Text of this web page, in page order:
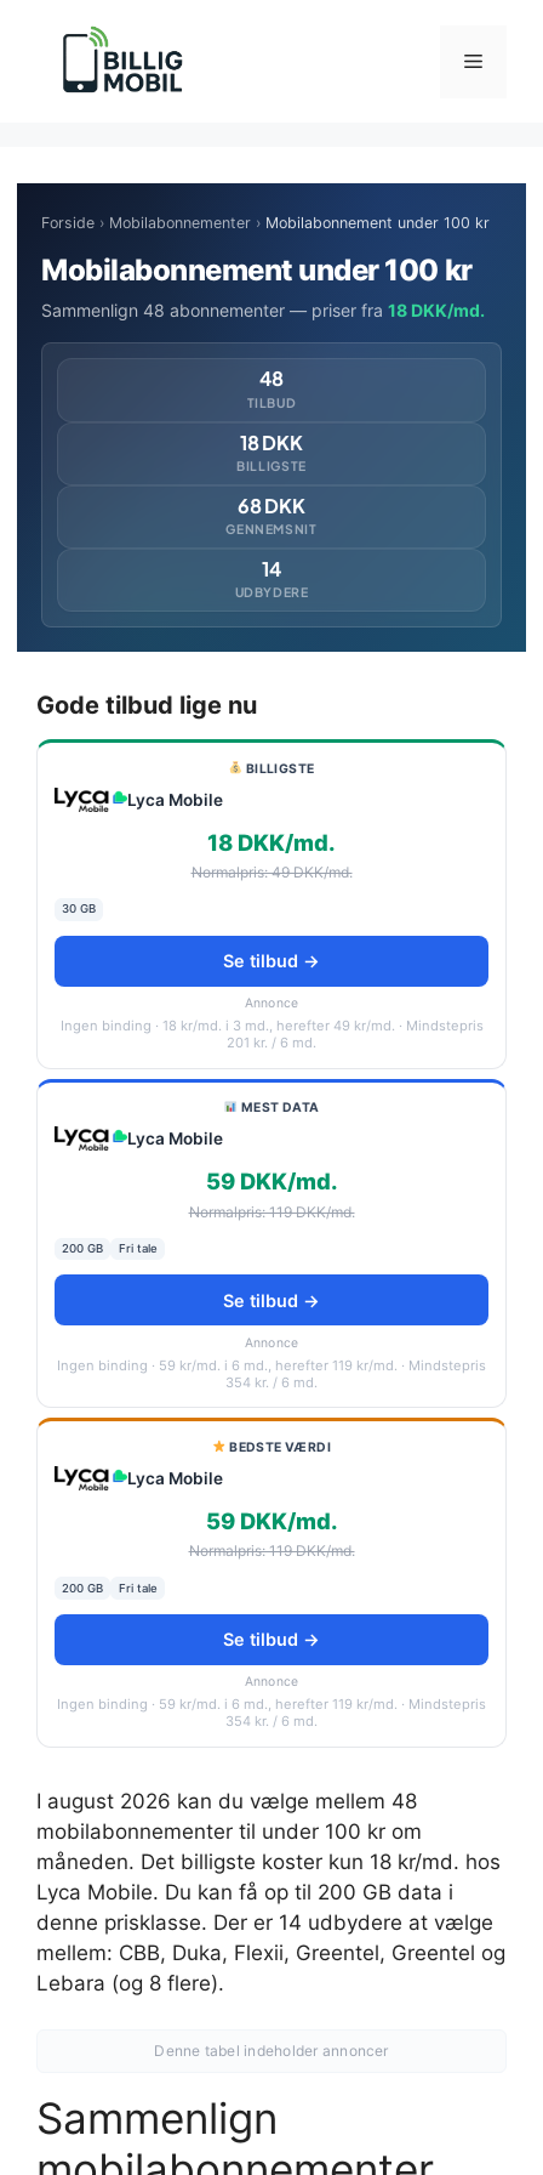
indhold
Menu
Forside › Mobilabonnementer › Mobilabonnement under 100 kr
Mobilabonnement under 100 kr
Sammenlign 48 abonnementer — priser fra 18 DKK/md.
48
TILBUD
18 DKK
BILLIGSTE
68 DKK
GENNEMSNIT
14
UDBYDERE
Gode tilbud lige nu
BILLIGSTE
Lyca Mobile
18 DKK/md.
Normalpris: 49 DKK/md.
30 GB
Se tilbud →
Annonce
Ingen binding · 18 kr/md. i 3 md., herefter 49 kr/md. · Mindstepris
201 kr. / 6 md.
MEST DATA
Lyca Mobile
59 DKK/md.
Normalpris: 119 DKK/md.
200 GB Fri tale
Se tilbud →
Annonce
Ingen binding · 59 kr/md. i 6 md., herefter 119 kr/md. · Mindstepris
354 kr. / 6 md.
BEDSTE VÆRDI
Lyca Mobile
59 DKK/md.
Normalpris: 119 DKK/md.
200 GB Fri tale
Se tilbud →
Annonce
Ingen binding · 59 kr/md. i 6 md., herefter 119 kr/md. · Mindstepris
354 kr. / 6 md.
I august 2026 kan du vælge mellem 48
mobilabonnementer til under 100 kr om
måneden. Det billigste koster kun 18 kr/md. hos
Lyca Mobile. Du kan få op til 200 GB data i
denne prisklasse. Der er 14 udbydere at vælge
mellem: CBB, Duka, Flexii, Greentel, Greentel og
Lebara (og 8 flere).
Denne tabel indeholder annoncer
Sammenlign